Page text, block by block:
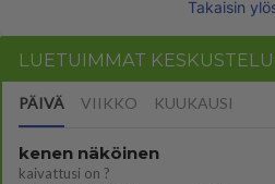
Takaisin
LUETUIMMAT
PÄIVÄ VIIKKO KUUKAUSI
kenen näköinen
kaivattusi on ?